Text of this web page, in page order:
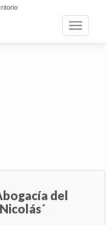
Toggle
del